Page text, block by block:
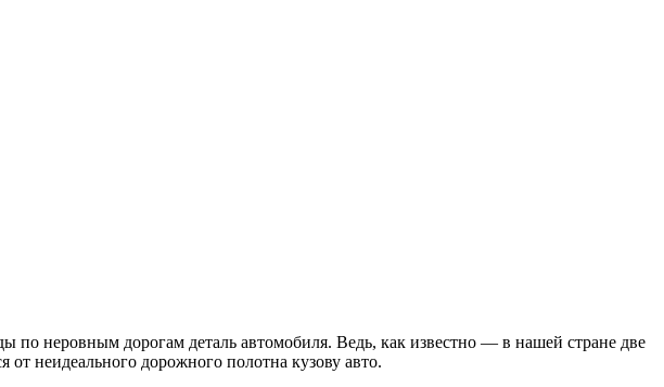
по неровным дорогам деталь автомобиля. Ведь, как известно — в нашей стране две
неидеального дорожного полотна кузову авто.